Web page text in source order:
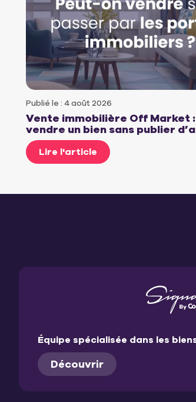
Publié le : 4 août 2026
Vente immobilière Off Market
vendre un bien sans publier
Lire l'article
Équipe spécialisée dans les
Découvrir